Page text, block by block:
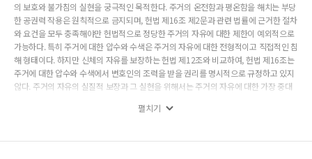
의 보호와 불가침의 실현을 궁극적인 목적한다. 주거의 온전함과 평온함을 해치는 부당
한 공권력 작용은 원칙적으로 금지되며, 헌법 제16조 제2문과 관련 법률에 근거한 절차
와 요건을 모두 충족해야만 헌법적으로 정당한 주거의 자유에 대한 제한이 예외적으로
가능하다. 특히 주거에 대한 압수와 수색은 주거의 자유에 대한 전형적이고 직접적인 침
해 형태이다. 하지만 신체의 자유를 보장하는 헌법 제12조와 비교하여, 헌법 제16조는
주거에 대한 압수와 수색에서 변호인의 조력을 받을 권리를 명시적으로 규정하고 있지
않다. 주거의 자유의 실질적 보장과 그 실현을 위해서는 주거의 자유에 대한 가장 중대
으로 보장할 필요성과 중요성은 크다고 할 수 있다. 주거에 대한 압수와 수색에서 변호
이다. 주거의 자유의 실질적 보장을 실현하기 위해 변호인의 조력을 받을 권리는 주거에
펼치기